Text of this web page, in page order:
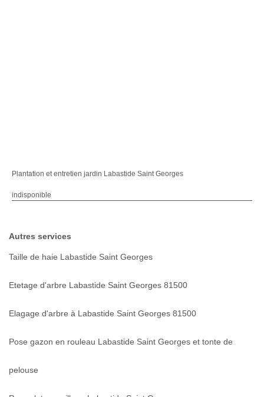
Plantation et entretien jardin Labastide Saint Georges
indisponible
Autres services
Taille de haie Labastide Saint Georges
Etetage d'arbre Labastide Saint Georges 81500
Elagage d'arbre à Labastide Saint Georges 81500
Pose gazon en rouleau Labastide Saint Georges et tonte de
pelouse